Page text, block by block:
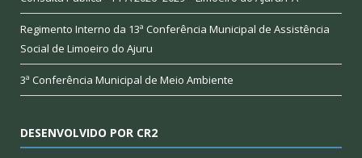
Regimento Interno da 13ª Conferência Municipal de Assistência
Social de Limoeiro do Ajuru
3ª Conferência Municipal de Meio Ambiente
DESENVOLVIDO POR CR2